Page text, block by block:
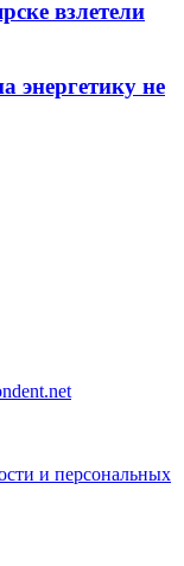
взлетели
энергетику не
и персональных